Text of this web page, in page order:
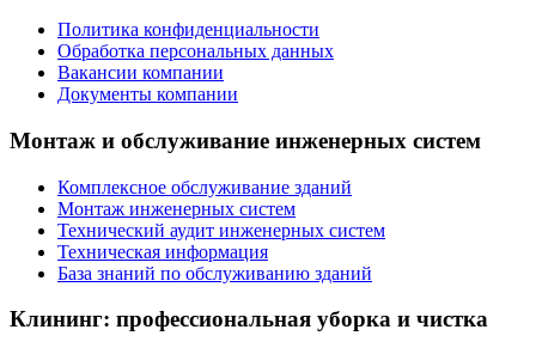
Политика конфиденциальности
Обработка персональных данных
Вакансии компании
Документы компании
Монтаж и обслуживание инженерных систем
Комплексное обслуживание зданий
Монтаж инженерных систем
Технический аудит инженерных систем
Техническая информация
База знаний по обслуживанию зданий
Клининг: профессиональная уборка и чистка